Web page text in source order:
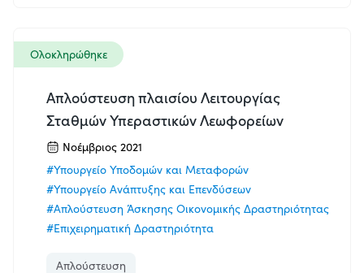
Ολοκληρώθηκε
Απλούστευση πλαισίου Λειτουργίας
Σταθμών Υπεραστικών Λεωφορείων
Νοέμβριος 2021
#Επιχειρηματική Δραστηριότητα
#Απλούστευση Άσκησης Οικονομικής Δραστηριότητας
#Υπουργείο Ανάπτυξης και Επενδύσεων
#Υπουργείο Υποδομών και Μεταφορών
Απλούστευση